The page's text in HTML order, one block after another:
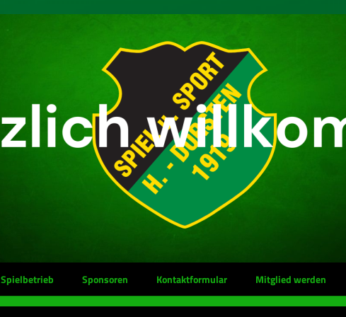
Spielbetrieb Sponsoren Kontaktformular Mitglied werden